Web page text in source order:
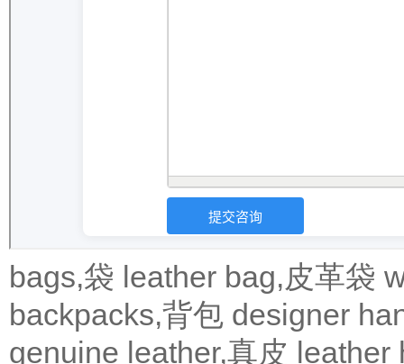
bags,袋 leather bag,皮革袋
backpacks,背包 designer
genuine leather,真皮 leather